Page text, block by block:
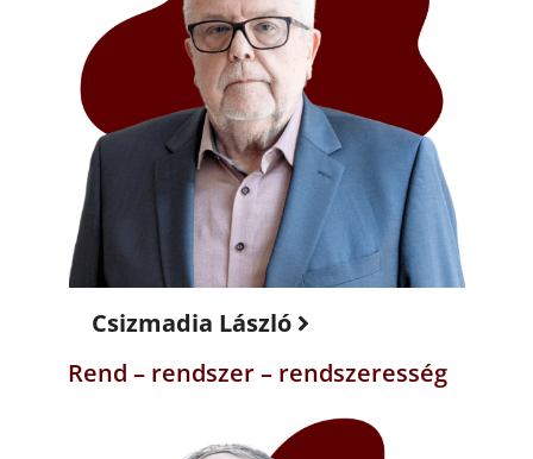
Csizmadia László
Rend – rendszer – rendszeresség